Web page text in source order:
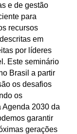
e de gestão
para
recursos
em
por líderes
Este seminário
Brasil a partir
os desafios
os
Agenda 2030 da
garantir
gerações